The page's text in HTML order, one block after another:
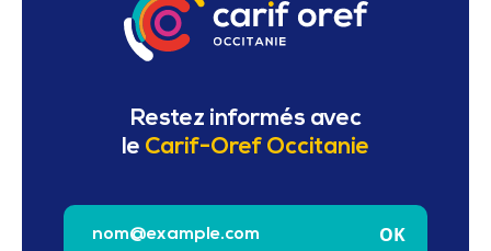
Restez informés avec
le Carif-Oref Occitanie
Saisissez votre e-mail pour vous inscrire à la
OK